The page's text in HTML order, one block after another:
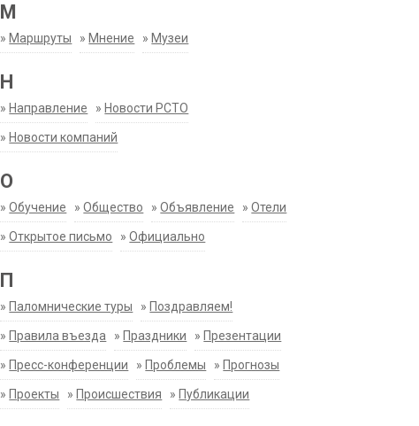
М
» Маршруты » Мнение » Музеи
Н
» Направление » Новости РСТО
» Новости компаний
О
»Обучение »Общество »Объявление »Отели
»Открытое письмо »Официально
П
» Паломнические туры » Поздравляем!
» Правила въезда » Праздники » Презентации
» Пресс-конференции » Проблемы » Прогнозы
» Проекты » Происшествия » Публикации